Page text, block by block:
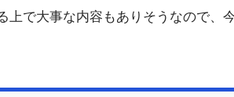
で大事な内容もありそうなので、